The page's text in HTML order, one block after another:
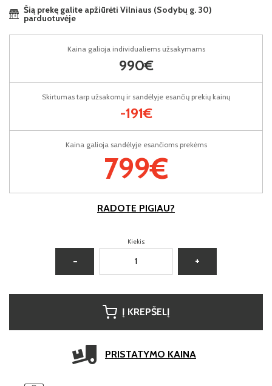
Šią prekę galite apžiūrėti Vilniaus (Sodybų g. 30)
parduotuvėje
Kaina galioja sandėlyje esančioms prekėms
799€
Kaina galioja individualiems užsakymams
990€
Skirtumas tarp užsakomų ir sandėlyje esančių prekių kainų
-191€
RADOTE PIGIAU?
Kiekis:
− +
Į KREPŠELĮ
PRISTATYMO KAINA